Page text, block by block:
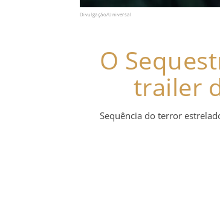
Divulgação/Universal
O
trailer
Sequência do terror